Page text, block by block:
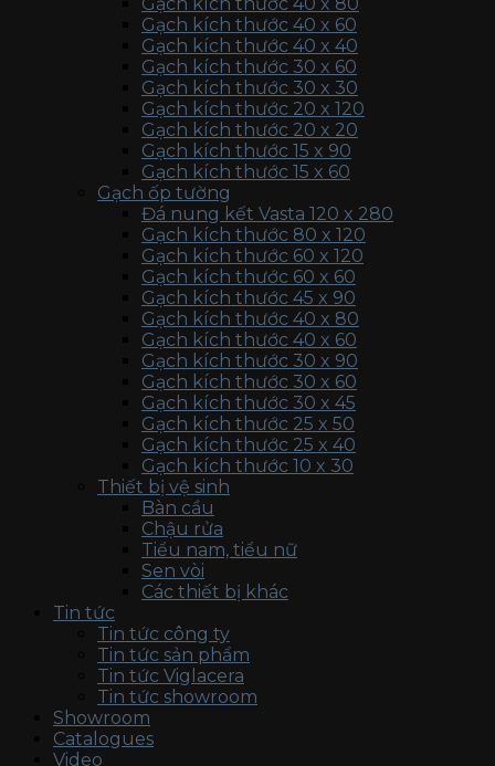
Gạch kích thước 40 x 60
Gạch kích thước 40 x 40
Gạch kích thước 30 x 60
Gạch kích thước 30 x 30
Gạch kích thước 20 x 120
Gạch kích thước 20 x 20
Gạch kích thước 15 x 90
Gạch kích thước 15 x 60
Gạch ốp tường
Đá nung kết Vasta 120 x 280
Gạch kích thước 80 x 120
Gạch kích thước 60 x 120
Gạch kích thước 60 x 60
Gạch kích thước 45 x 90
Gạch kích thước 40 x 80
Gạch kích thước 40 x 60
Gạch kích thước 30 x 90
Gạch kích thước 30 x 60
Gạch kích thước 30 x 45
Gạch kích thước 25 x 50
Gạch kích thước 25 x 40
Gạch kích thước 10 x 30
Thiết bị vệ sinh
Bàn cầu
Chậu rửa
Tiểu nam, tiểu nữ
Sen vòi
Các thiết bị khác
Tin tức
Tin tức công ty
Tin tức sản phẩm
Tin tức Viglacera
Tin tức showroom
Showroom
Catalogues
Video